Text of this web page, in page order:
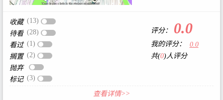
收藏 (13)
待看 (28)
看过 (1)
搁置 (2)
抛弃
标记 (3)
评分： 0.0
我的评分：
0.0
共(0)人评分
查看详情>>